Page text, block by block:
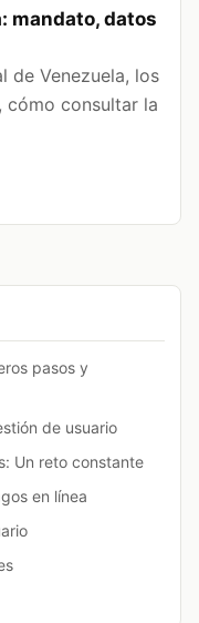
pasos y
de usuario
Un reto constante
en línea
mandato, datos
de Venezuela, los
cómo consultar la